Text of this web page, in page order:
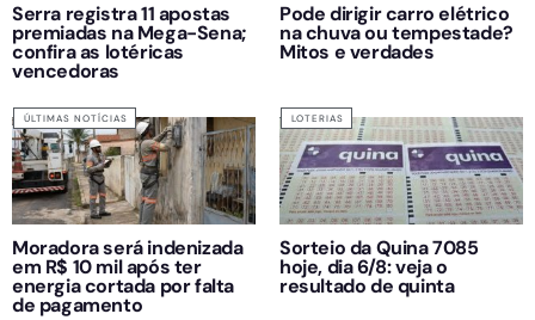
Serra registra 11 apostas
premiadas na Mega-Sena;
confira as lotéricas
vencedoras
Pode dirigir carro elétrico
na chuva ou tempestade?
Mitos e verdades
ÚLTIMAS NOTÍCIAS
Moradora será indenizada
em R$ 10 mil após ter
energia cortada por falta
de pagamento
LOTERIAS
Sorteio da Quina 7085
hoje, dia 6/8: veja o
resultado de quinta